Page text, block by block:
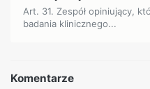
Art. 31. Zespół opiniujący,
badania klinicznego...
Komentarze